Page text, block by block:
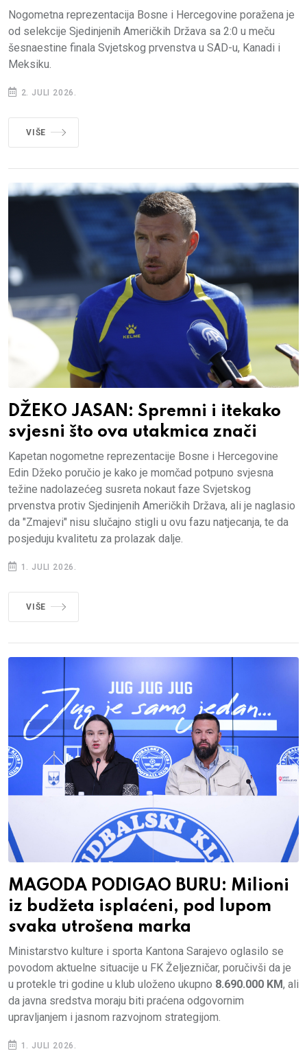
Nogometna reprezentacija Bosne i Hercegovine poražena je
od selekcije Sjedinjenih Američkih Država sa 2:0 u meču
šesnaestine finala Svjetskog prvenstva u SAD-u, Kanadi i
Meksiku.
2. JULI 2026.
VIŠE
DŽEKO JASAN: Spremni i itekako
svjesni što ova utakmica znači
Kapetan nogometne reprezentacije Bosne i Hercegovine
Edin Džeko poručio je kako je momčad potpuno svjesna
težine nadolazećeg susreta nokaut faze Svjetskog
prvenstva protiv Sjedinjenih Američkih Država, ali je naglasio
da "Zmajevi" nisu slučajno stigli u ovu fazu natjecanja, te da
posjeduju kvalitetu za prolazak dalje.
1. JULI 2026.
VIŠE
MAGODA PODIGAO BURU: Milioni
iz budžeta isplaćeni, pod lupom
svaka utrošena marka
Ministarstvo kulture i sporta Kantona Sarajevo oglasilo se
povodom aktuelne situacije u FK Željezničar, poručivši da je
u protekle tri godine u klub uloženo ukupno 8.690.000 KM, ali
da javna sredstva moraju biti praćena odgovornim
upravljanjem i jasnom razvojnom strategijom.
1. JULI 2026.